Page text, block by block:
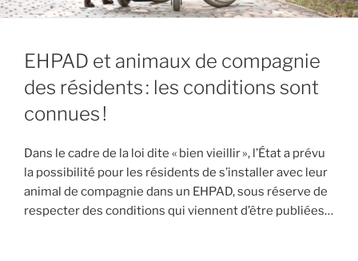
EHPAD et animaux de compagnie
des résidents : les conditions sont
connues !
Dans le cadre de la loi dite « bien vieillir », l’État a prévu
la possibilité pour les résidents de s’installer avec leur
animal de compagnie dans un EHPAD, sous réserve de
respecter des conditions qui viennent d’être publiées…